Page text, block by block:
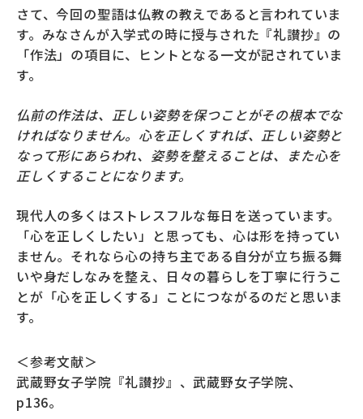
さて、今回の聖語は仏教の教えであると言われていま
す。みなさんが入学式の時に授与された『礼讃抄』の
「作法」の項目に、ヒントとなる一文が記されていま
す。
仏前の作法は、正しい姿勢を保つことがその根本でな
ければなりません。心を正しくすれば、正しい姿勢と
なって形にあらわれ、姿勢を整えることは、また心を
正しくすることになります。
現代人の多くはストレスフルな毎日を送っています。
「心を正しくしたい」と思っても、心は形を持ってい
ません。それなら心の持ち主である自分が立ち振る舞
いや身だしなみを整え、日々の暮らしを丁寧に行うこ
とが「心を正しくする」ことにつながるのだと思いま
す。
＜参考文献＞
武蔵野女子学院『礼讃抄』、武蔵野女子学院、
p136。